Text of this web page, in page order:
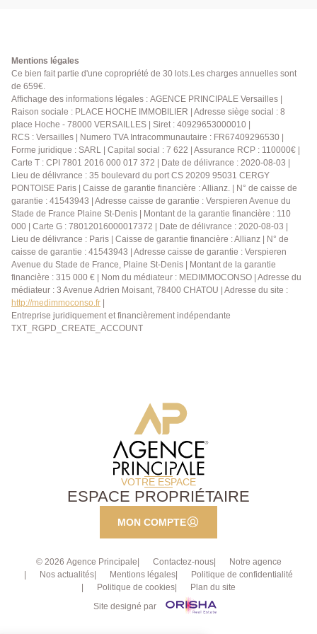
vous séduira par sa luminosité et son calme.
Rafraichissement à prévoir. Très faibles charges. A
visiter rapidement. Exclusivité.
Mentions légales
Ce bien fait partie d'une copropriété de 30 lots.Les charges annuelles sont
de 659€.
Affichage des informations légales : AGENCE PRINCIPALE Versailles |
Raison sociale : PLACE HOCHE IMMOBILIER | Adresse siège social : 8
place Hoche - 78000 VERSAILLES | Siret : 40929653000010 |
RCS : Versailles | Numero TVA Intracommunautaire : FR67409296530 |
Forme juridique : SARL | Capital social : 7 622 | Assurance RCP : 110000€ |
Carte T : CPI 7801 2016 000 017 372 | Date de délivrance : 2020-08-03 |
Lieu de délivrance : 35 boulevard du port CS 20209 95031 CERGY
PONTOISE Paris | Caisse de garantie financière : Allianz. | N° de caisse de
garantie : 41543943 | Adresse caisse de garantie : Verspieren Avenue du
Stade de France Plaine St-Denis | Montant de la garantie financière : 110
000 | Carte G : 78012016000017372 | Date de délivrance : 2020-08-03 |
Lieu de délivrance : Paris | Caisse de garantie financière : Allianz | N° de
caisse de garantie : 41543943 | Adresse caisse de garantie : Verspieren
Avenue du Stade de France, Plaine St-Denis | Montant de la garantie
financière : 315 000 € | Nom du médiateur : MEDIMMOCONSO | Adresse du
médiateur : 3 Avenue Adrien Moisant, 78400 CHATOU | Adresse du site :
http://medimmoconso.fr
Entreprise juridiquement et financièrement indépendante
TXT_RGPD_CREATE_ACCOUNT
VOTRE ESPACE
ESPACE PROPRIÉTAIRE
MON COMPTE
© 2026 Agence Principale Contactez-nous
Notre agence
Nos actualités
Mentions légales
Politique de confidentialité
Politique de cookies
Plan du site
Site designé par